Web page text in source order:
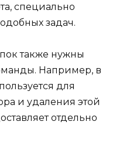
специально
задач.
также нужны
Например, в
для
и удаления этой
отдельно